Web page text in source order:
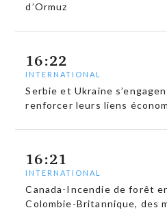
d’Ormuz
16:22
INTERNATIONAL
Serbie et Ukraine
renforcer leurs liens
16:21
INTERNATIONAL
Canada-Incendie de forêt
Colombie-Britannique, des